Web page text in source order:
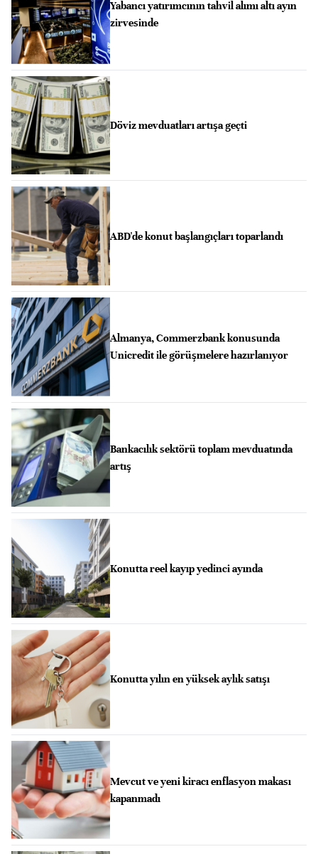
Yabancı yatırımcının tahvil alımı altı ayın
zirvesinde
Döviz mevduatları artışa geçti
ABD'de konut başlangıçları toparlandı
Almanya, Commerzbank konusunda
Unicredit ile görüşmelere hazırlanıyor
Bankacılık sektörü toplam mevduatında
artış
Konutta reel kayıp yedinci ayında
Konutta yılın en yüksek aylık satışı
Mevcut ve yeni kiracı enflasyon makası
kapanmadı